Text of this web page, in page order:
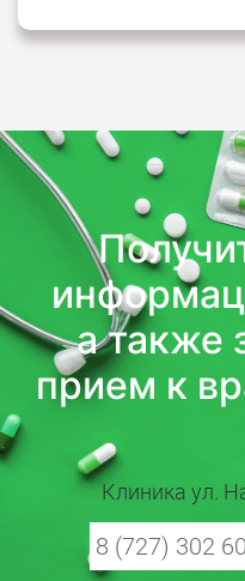
а также
прием к
Клиника ул.
8 (727) 302